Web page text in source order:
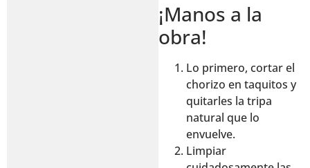
¡Manos a la
obra!
Lo primero, cortar el
chorizo en taquitos y
quitarles la tripa
natural que lo
envuelve.
Limpiar